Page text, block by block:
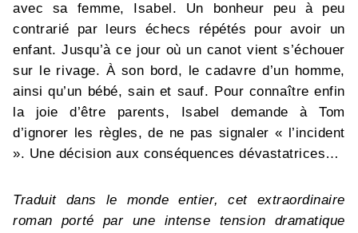
avec sa femme, Isabel. Un bonheur peu à peu
contrarié par leurs échecs répétés pour avoir un
enfant. Jusqu’à ce jour où un canot vient s’échouer
sur le rivage. À son bord, le cadavre d’un homme,
ainsi qu’un bébé, sain et sauf. Pour connaître enfin
la joie d’être parents, Isabel demande à Tom
d’ignorer les règles, de ne pas signaler « l’incident
». Une décision aux conséquences dévastatrices…
Traduit dans le monde entier, cet extraordinaire
roman porté par une intense tension dramatique